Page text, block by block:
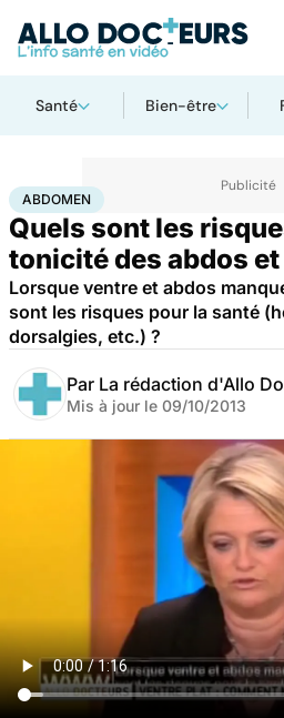
Santé Bien-être
AccueilSantéAbdomen
ABDOMEN
Quels sont les
tonicité des abdos
Lorsque ventre et abdos
sont les risques pour la santé
dorsalgies, etc.) ?
Par La rédaction d'Allo
Mis à jour le 09/10/2013